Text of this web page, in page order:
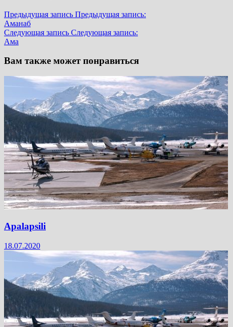
Предыдущая запись Предыдущая запись:
Аманаб
Следующая запись Следующая запись:
Ама
Вам также может понравиться
Apalapsili
18.07.2020